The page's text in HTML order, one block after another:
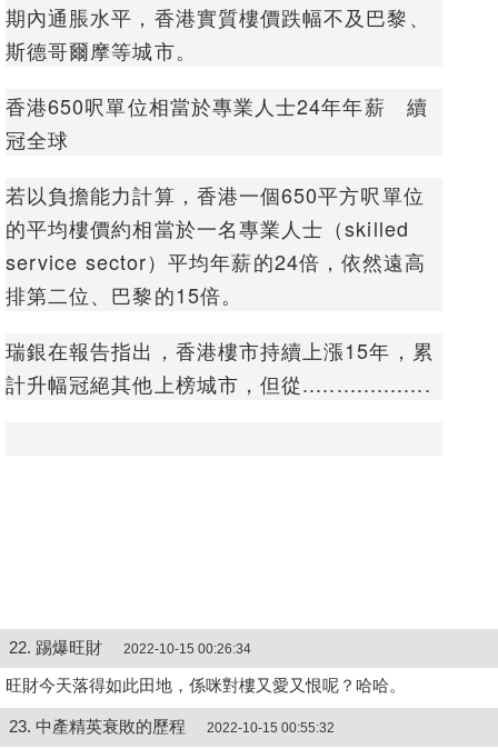
期內通脹水平，香港實質樓價跌幅不及巴黎、
斯德哥爾摩等城市。
香港650呎單位相當於專業人士24年年薪 續
冠全球
若以負擔能力計算，香港一個650平方呎單位
的平均樓價約相當於一名專業人士（skilled
service sector）平均年薪的24倍，依然遠高
排第二位、巴黎的15倍。
瑞銀在報告指出，香港樓市持續上漲15年，累
計升幅冠絕其他上榜城市，但從...................
22. 踢爆旺財 2022-10-15 00:26:34
旺財今天落得如此田地，係咪對樓又愛又恨呢？哈哈。
23. 中產精英衰敗的歷程 2022-10-15 00:55:32